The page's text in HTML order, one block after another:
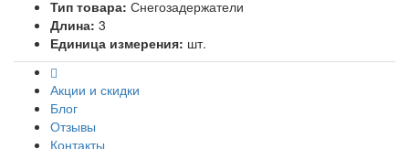
Тип товара: Снегозадержатели
Длина: 3
Единица измерения: шт.
Акции и скидки
Блог
Отзывы
Контакты